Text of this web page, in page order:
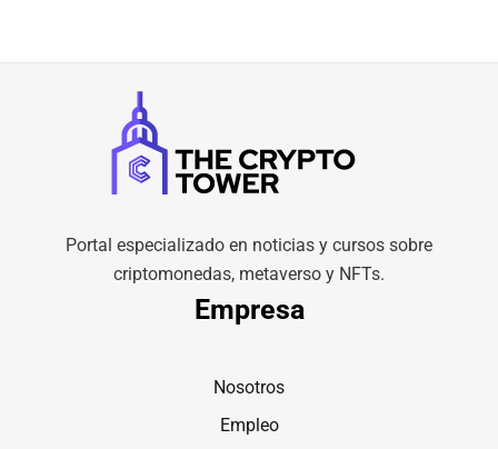
Portal especializado en noticias y cursos sobre
criptomonedas, metaverso y NFTs.
Empresa
Nosotros
Empleo